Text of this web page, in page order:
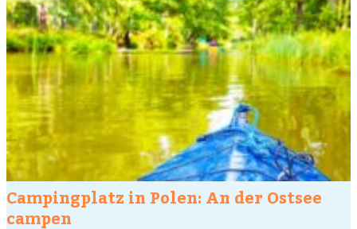
Campingplatz in Polen: An der Ostsee
campen